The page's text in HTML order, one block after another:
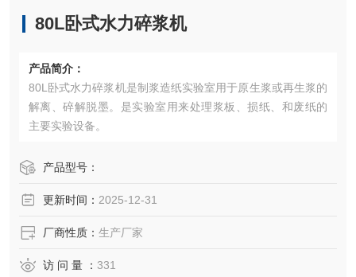
80L卧式水力碎浆机
产品简介：
80L卧式水力碎浆机是制浆造纸实验室用于原生浆或再生浆的
解离、碎解脱墨。是实验室用来处理浆板、损纸、和废纸的
主要实验设备。
产品型号：
更新时间： 2025-12-31
厂商性质： 生产厂家
访 问 量 ： 331